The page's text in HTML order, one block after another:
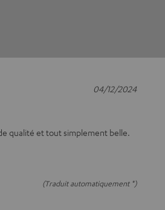
qualité et tout simplement belle.
(Traduit automatiquement *)
04/12/2024